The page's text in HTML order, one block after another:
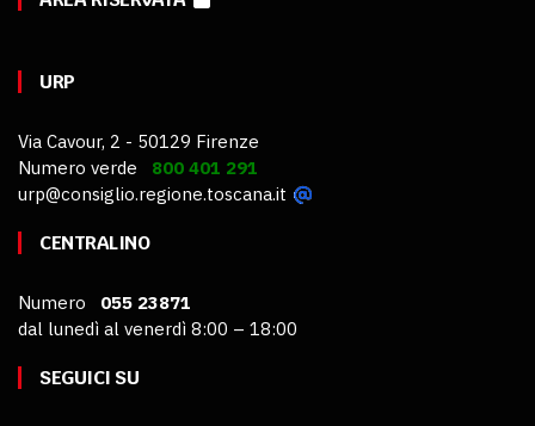
URP
Via Cavour, 2 - 50129 Firenze
Numero verde 800 401 291
urp@consiglio.regione.toscana.it
CENTRALINO
Numero 055 23871
dal lunedì al venerdì 8:00 – 18:00
SEGUICI SU